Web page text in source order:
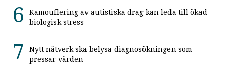
Kamouflering av autistiska drag kan leda till ökad
biologisk stress
Nytt nätverk ska belysa diagnosökningen som
pressar vården